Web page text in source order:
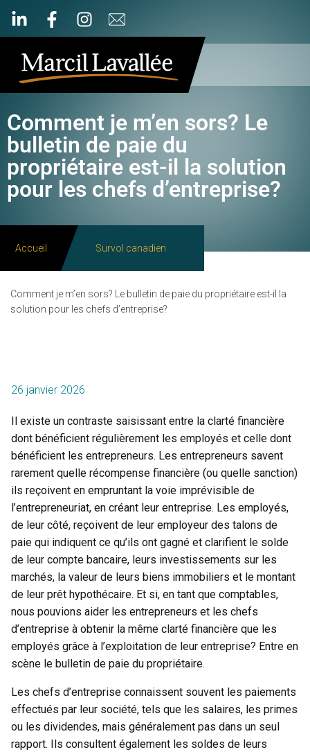
Comment je m’en sors? Le
bulletin de paie du
propriétaire est-il la solution
pour les chefs d’entreprise?
Accueil Survol canadien
Comment je m’en sors? Le bulletin de paie du propriétaire est-il la
solution pour les chefs d’entreprise?
26 janvier 2026
Il existe un contraste saisissant entre la clarté financière
dont bénéficient régulièrement les employés et celle dont
bénéficient les entrepreneurs. Les entrepreneurs savent
rarement quelle récompense financière (ou quelle sanction)
ils reçoivent en empruntant la voie imprévisible de
l’entrepreneuriat, en créant leur entreprise. Les employés,
de leur côté, reçoivent de leur employeur des talons de
paie qui indiquent ce qu’ils ont gagné et clarifient le solde
de leur compte bancaire, leurs investissements sur les
marchés, la valeur de leurs biens immobiliers et le montant
de leur prêt hypothécaire. Et si, en tant que comptables,
nous pouvions aider les entrepreneurs et les chefs
d’entreprise à obtenir la même clarté financière que les
employés grâce à l’exploitation de leur entreprise? Entre en
scène le bulletin de paie du propriétaire.
Les chefs d’entreprise connaissent souvent les paiements
effectués par leur société, tels que les salaires, les primes
ou les dividendes, mais généralement pas dans un seul
rapport. Ils consultent également les soldes de leurs